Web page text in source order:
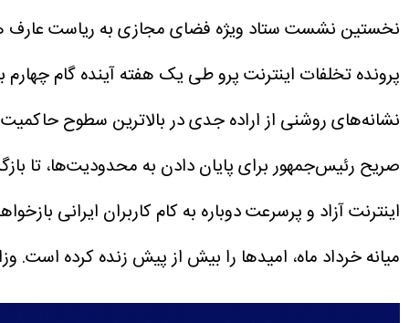
نخستین نشست ستاد ویژه فضای مجازی به ریاست عارف
پرونده تخلفات اینترنت پرو طی یک هفته آیندهگام چهارم
نشانه‌های روشنی از اراده جدی در بالاترین سطوح
صریح رئیس‌جمهور برای پایان دادن به محدودیت‌ها، تا
اینترنت آزاد و پرسرعت دوباره به کام کاربران ایرانی
میانه خرداد ماه، امید‌ها را بیش از پیش زنده کرده است.